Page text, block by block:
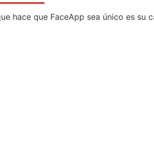
hace que FaceApp sea único es su